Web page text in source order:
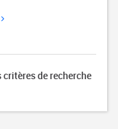
de recherche